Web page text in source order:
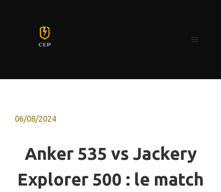
MENU
06/08/2024
Anker 535 vs Jackery
Explorer 500 : le match